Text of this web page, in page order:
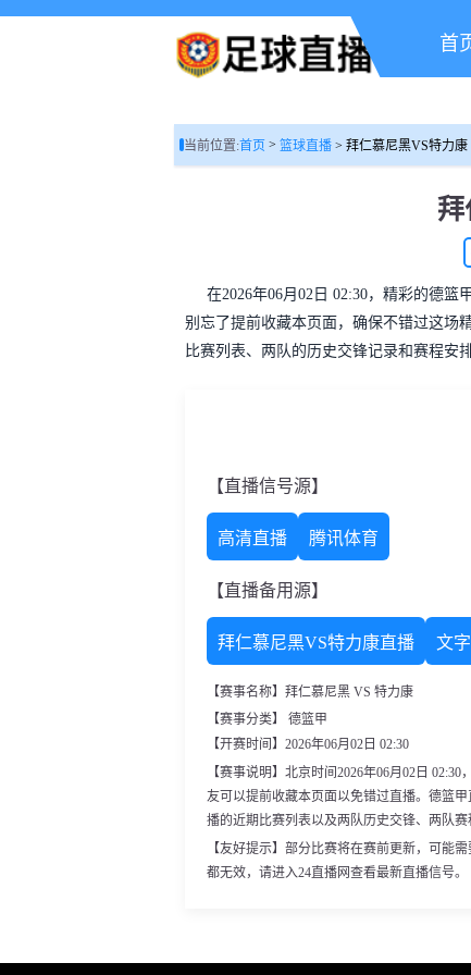
首
当前位置:首页 > 篮球直播 > 拜仁慕尼黑VS特力康
拜
在2026年06月02日 02:30，精彩的德篮
别忘了提前收藏本页面，确保不错过这场
比赛列表、两队的历史交锋记录和赛程安
【直播信号源】
高清直播 腾讯体育
【直播备用源】
拜仁慕尼黑VS特力康直播 文
【赛事名称】拜仁慕尼黑 VS 特力康
【赛事分类】 德篮甲
【开赛时间】2026年06月02日 02:30
【赛事说明】北京时间2026年06月02日
友可以提前收藏本页面以免错过直播。德篮
播的近期比赛列表以及两队历史交锋、两队赛
【友好提示】部分比赛将在赛前更新，可能
都无效，请进入24直播网查看最新直播信号。